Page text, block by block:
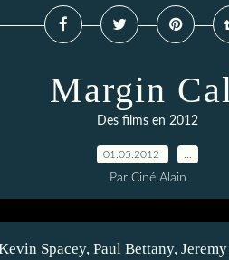
Margin
Des films en 2012
01.05.2012
Par Ciné Alain
Spacey, Paul Bettany,